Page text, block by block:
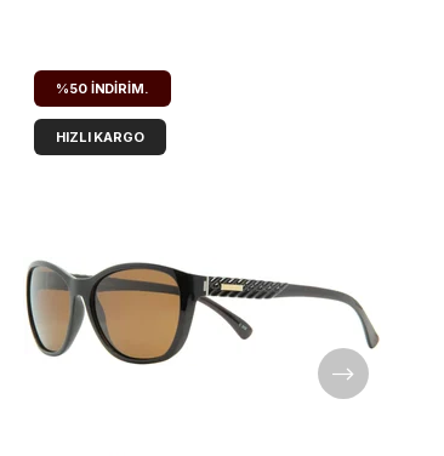
%50 İNDIRIM.
HIZLI KARGO